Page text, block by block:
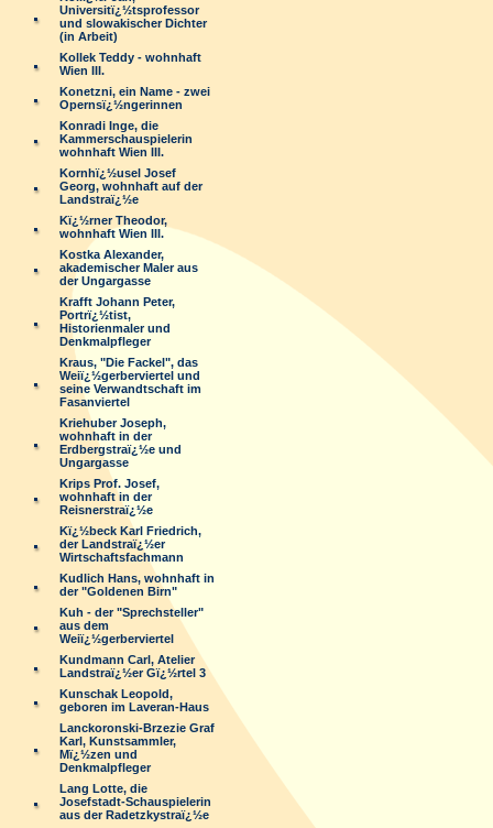
Universitï¿½tsprofessor
und slowakischer Dichter
(in Arbeit)
Kollek Teddy - wohnhaft
Wien III.
Konetzni, ein Name - zwei
Opernsï¿½ngerinnen
Konradi Inge, die
Kammerschauspielerin
wohnhaft Wien III.
Kornhï¿½usel Josef
Georg, wohnhaft auf der
Landstraï¿½e
Kï¿½rner Theodor,
wohnhaft Wien III.
Kostka Alexander,
akademischer Maler aus
der Ungargasse
Krafft Johann Peter,
Portrï¿½tist,
Historienmaler und
Denkmalpfleger
Kraus, "Die Fackel", das
Weiï¿½gerberviertel und
seine Verwandtschaft im
Fasanviertel
Kriehuber Joseph,
wohnhaft in der
Erdbergstraï¿½e und
Ungargasse
Krips Prof. Josef,
wohnhaft in der
Reisnerstraï¿½e
Kï¿½beck Karl Friedrich,
der Landstraï¿½er
Wirtschaftsfachmann
Kudlich Hans, wohnhaft in
der "Goldenen Birn"
Kuh - der "Sprechsteller"
aus dem
Weiï¿½gerberviertel
Kundmann Carl, Atelier
Landstraï¿½er Gï¿½rtel 3
Kunschak Leopold,
geboren im Laveran-Haus
Lanckoronski-Brzezie Graf
Karl, Kunstsammler,
Mï¿½zen und
Denkmalpfleger
Lang Lotte, die
Josefstadt-Schauspielerin
aus der Radetzkystraï¿½e